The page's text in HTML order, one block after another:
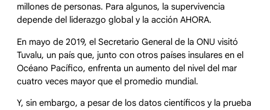
millones de personas. Para algunos, la supervivencia
depende del liderazgo global y la acción AHORA.
En mayo de 2019, el Secretario General de la ONU visitó
Tuvalu, un país que, junto con otros países insulares en el
Océano Pacífico, enfrenta un aumento del nivel del mar
cuatro veces mayor que el promedio mundial.
Y, sin embargo, a pesar de los datos científicos y la prueba